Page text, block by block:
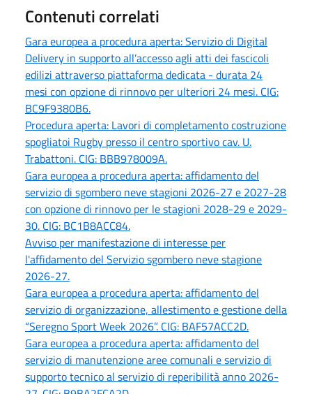
Contenuti correlati
Gara europea a procedura aperta: Servizio di Digital
Delivery in supporto all’accesso agli atti dei fascicoli
edilizi attraverso piattaforma dedicata - durata 24
mesi con opzione di rinnovo per ulteriori 24 mesi. CIG:
BC9F9380B6.
Procedura aperta: Lavori di completamento costruzione
spogliatoi Rugby presso il centro sportivo cav. U.
Trabattoni. CIG: BBB978009A.
Gara europea a procedura aperta: affidamento del
servizio di sgombero neve stagioni 2026-27 e 2027-28
con opzione di rinnovo per le stagioni 2028-29 e 2029-
30. CIG: BC1B8ACC84.
Avviso per manifestazione di interesse per
l'affidamento del Servizio sgombero neve stagione
2026-27.
Gara europea a procedura aperta: affidamento del
servizio di organizzazione, allestimento e gestione della
“Seregno Sport Week 2026”. CIG: BAF57ACC2D.
Gara europea a procedura aperta: affidamento del
servizio di manutenzione aree comunali e servizio di
supporto tecnico al servizio di reperibilità anno 2026-